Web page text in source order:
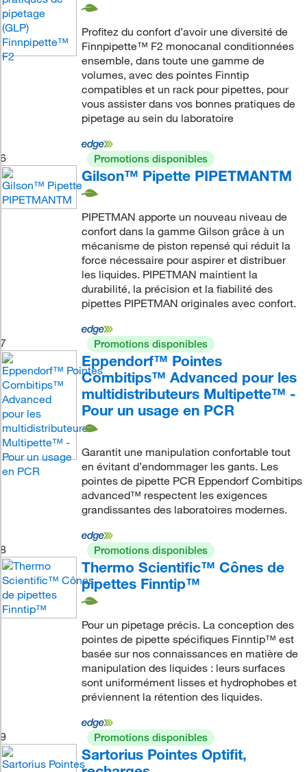
Profitez du confort d’avoir une diversité de
Finnpipette™ F2 monocanal conditionnées
ensemble, dans toute une gamme de
volumes, avec des pointes Finntip
compatibles et un rack pour pipettes, pour
vous assister dans vos bonnes pratiques de
pipetage au sein du laboratoire
6 Promotions disponibles
Gilson™ Pipette PIPETMANTM
PIPETMAN apporte un nouveau niveau de
confort dans la gamme Gilson grâce à un
mécanisme de piston repensé qui réduit la
force nécessaire pour aspirer et distribuer
les liquides. PIPETMAN maintient la
durabilité, la précision et la fiabilité des
pipettes PIPETMAN originales avec confort.
7 Promotions disponibles
Eppendorf™ Pointes
Combitips™ Advanced pour les
multidistributeurs Multipette™ -
Pour un usage en PCR
Garantit une manipulation confortable tout
en évitant d’endommager les gants. Les
pointes de pipette PCR Eppendorf Combitips
advanced™ respectent les exigences
grandissantes des laboratoires modernes.
8 Promotions disponibles
Thermo Scientific™ Cônes de
pipettes Finntip™
Pour un pipetage précis. La conception des
pointes de pipette spécifiques Finntip™ est
basée sur nos connaissances en matière de
manipulation des liquides : leurs surfaces
sont uniformément lisses et hydrophobes et
préviennent la rétention des liquides.
9 Promotions disponibles
Sartorius Pointes Optifit,